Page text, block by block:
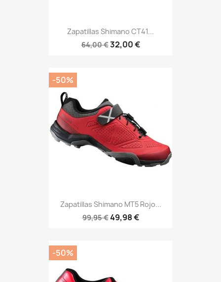
Zapatillas Shimano CT41...
64,00 €32,00 €
Zapatillas Shimano MT5 Rojo...
99,95 €49,98 €
-50%
-50%